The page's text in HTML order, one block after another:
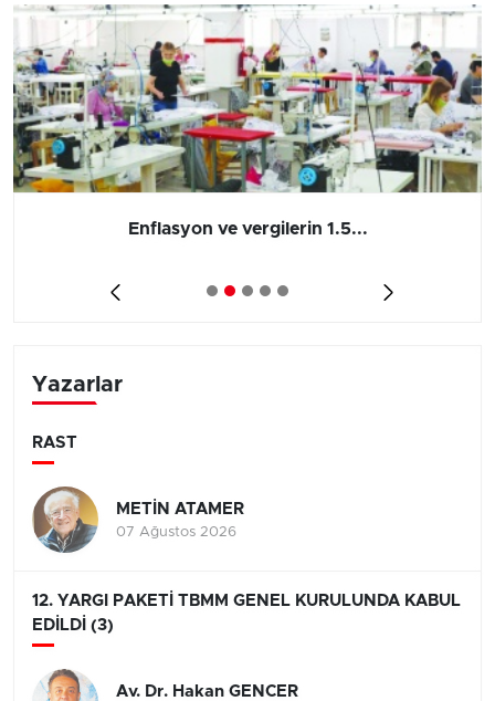
Enflasyon ve vergilerin 1.5...
Yazarlar
RAST
METİN ATAMER
07 Ağustos 2026
12. YARGI PAKETİ TBMM GENEL KURULUNDA KABUL
EDİLDİ (3)
Av. Dr. Hakan GENCER